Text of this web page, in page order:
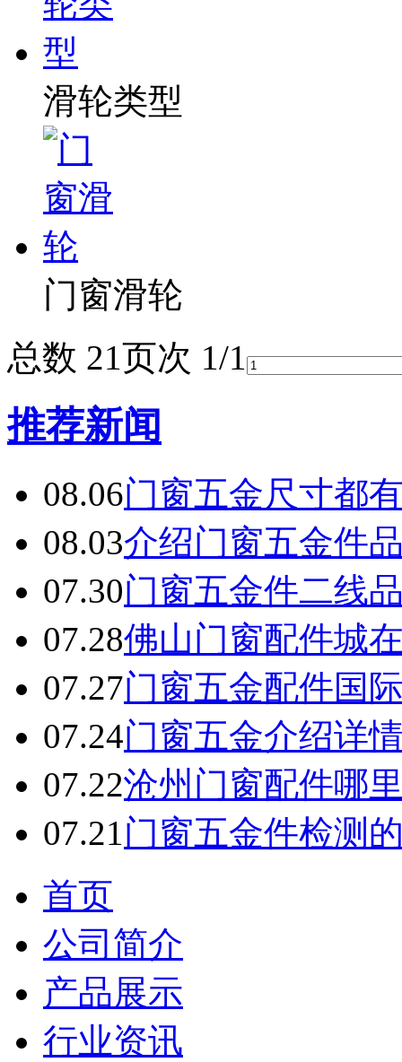
滑轮类型
门窗滑轮
总数 21页次 1/1
推荐新闻
08.06门窗五金尺寸都
08.03介绍门窗五金件
07.30门窗五金件二线
07.28佛山门窗配件城
07.27门窗五金配件国
07.24门窗五金介绍详
07.22沧州门窗配件哪
07.21门窗五金件检测
首页
公司简介
产品展示
行业资讯